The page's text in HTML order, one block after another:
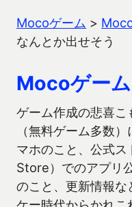
Mocoゲーム >
なんとか出せそう
Mocoゲー
ゲーム作成の悲喜
（無料ゲーム多数
マホのこと、公式
Store）でのアプリ
のこと、更新情報な